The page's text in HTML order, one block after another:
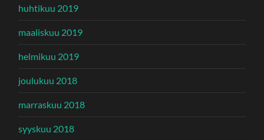
huhtikuu 2019
maaliskuu 2019
helmikuu 2019
joulukuu 2018
marraskuu 2018
syyskuu 2018